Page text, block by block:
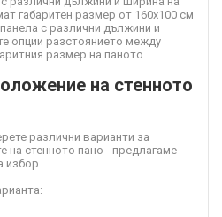
габаритен размер от 160х100 см
с различни дължини и
опции разстоянието между
размер на паното.
на стенното
различни варианти за
на стенното пано - предлагаме
избор.